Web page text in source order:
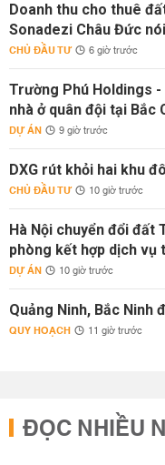
Doanh thu cho thuê
Sonadezi Châu Đức
CHỦ ĐẦU TƯ 6 giờ trước
Trường Phú Holdings
nhà ở quân đội tại Bắc
DỰ ÁN 9 giờ trước
DXG rút khỏi hai khu
CHỦ ĐẦU TƯ 10 giờ trước
Hà Nội chuyển đổi đất
phòng kết hợp dịch vụ
DỰ ÁN 10 giờ trước
Quảng Ninh, Bắc Ninh
QUY HOẠCH 11 giờ trước
ĐỌC NHIỀU